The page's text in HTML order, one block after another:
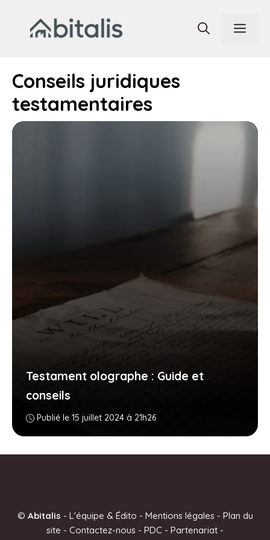
contenu
Conseils juridiques
testamentaires
Testament olographe : Guide et
conseils
Publié le 15 juillet 2024 à 21h26
© Abitalis - L'équipe & Édito - Mentions légales- Plan du
site - Contactez-nous - PDC - Partenariat -